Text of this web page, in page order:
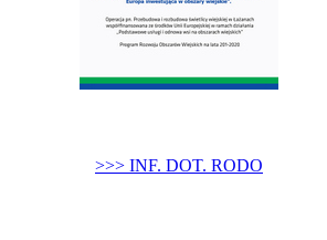
>>> INF. DOT. RODO